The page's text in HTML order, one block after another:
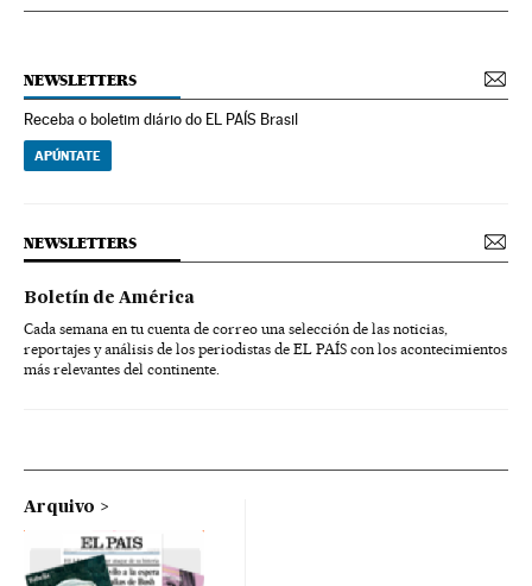
NEWSLETTERS
Receba o boletim diário do EL PAÍS Brasil
APÚNTATE
NEWSLETTERS
Boletín de América
Cada semana en tu cuenta de correo una selección de las noticias,
reportajes y análisis de los periodistas de EL PAÍS con los acontecimientos
más relevantes del continente.
Arquivo